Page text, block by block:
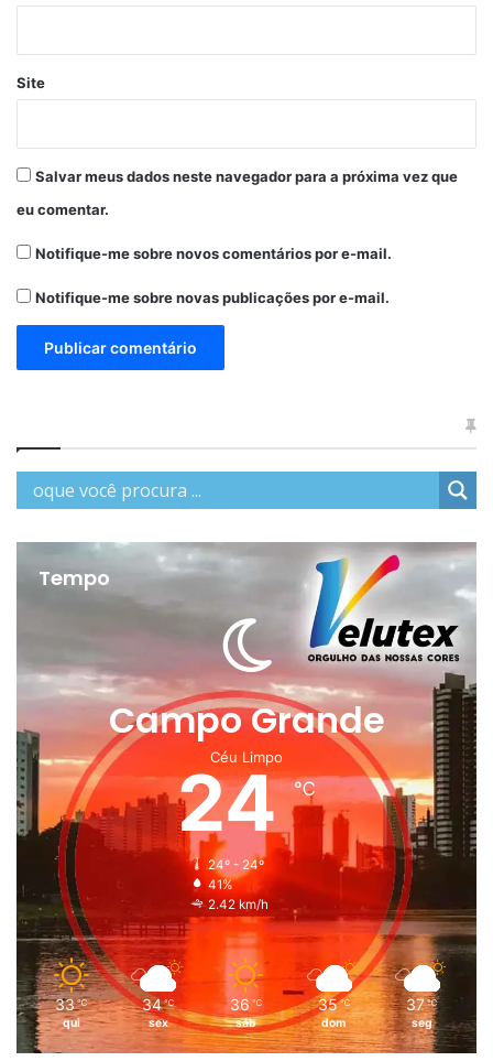
Site
Salvar meus dados neste navegador para a próxima vez que
eu comentar.
Notifique-me sobre novos comentários por e-mail.
Notifique-me sobre novas publicações por e-mail.
Tempo
Campo Grande
Céu Limpo
24℃
24º - 24º
41%
2.42 km/h
33 ℃
qui
34 ℃
sex
36 ℃
sáb
35 ℃
dom
37 ℃
seg